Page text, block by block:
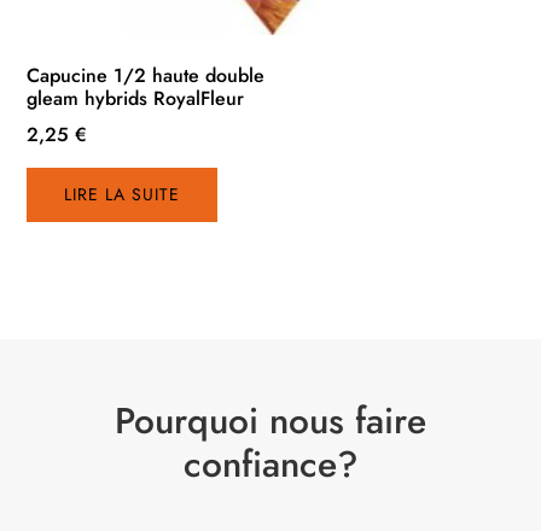
Capucine 1/2 haute double
gleam hybrids RoyalFleur
2,25€
LIRE LA SUITE
Pourquoi nous faire
confiance?